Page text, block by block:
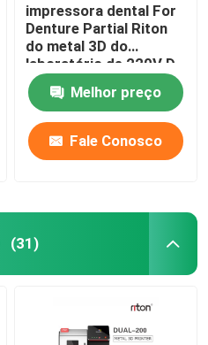
impressora dental For
Denture Partial Riton
do metal 3D do
laboratório de 220V D-
100
Melhor preço
Fale Conosco
(31)